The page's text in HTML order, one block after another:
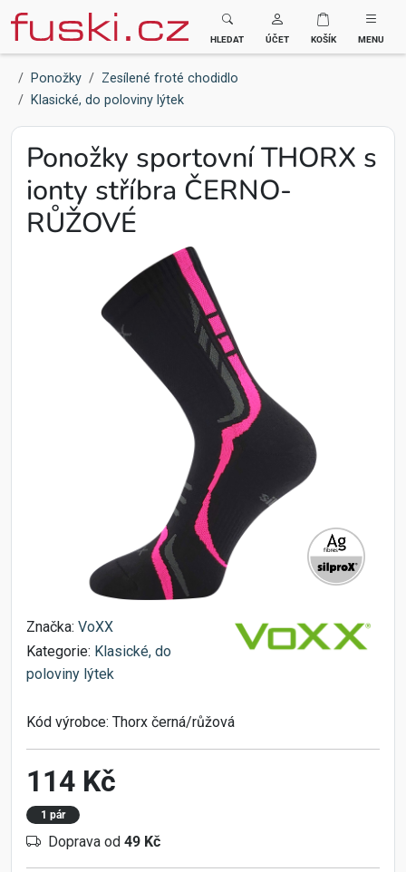
Fuski BOMA
HLEDAT ÚČET KOŠÍK MENU
Ponožky
Zesílené froté chodidlo
Klasické, do poloviny lýtek
Ponožky sportovní THORX s
ionty stříbra ČERNO-
RŮŽOVÉ
Značka: VoXX
Kategorie: Klasické, do
poloviny lýtek
Kód výrobce: Thorx černá/růžová
114 Kč
1 pár
Doprava od 49 Kč